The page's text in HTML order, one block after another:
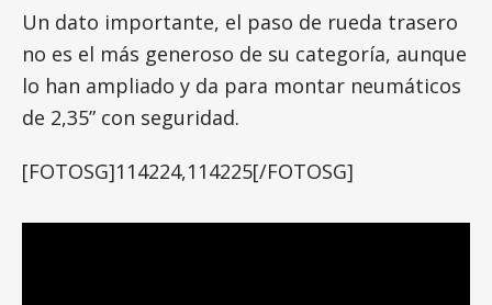
Un dato importante, el paso de rueda trasero
no es el más generoso de su categoría, aunque
lo han ampliado y da para montar neumáticos
de 2,35” con seguridad.
[FOTOSG]114224,114225[/FOTOSG]